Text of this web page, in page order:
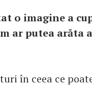
o imagine a
ar putea arăta
în ceea ce